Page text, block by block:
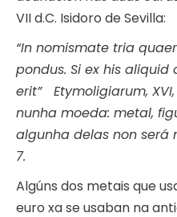
VII d.C. Isidoro de Sevilla:
“In nomismate tria
pondus. Si ex his
erit” Etymoligiarum,
nunha moeda: metal,
algunha delas non será
7.
Algúns dos metais que
euro xa se usaban na